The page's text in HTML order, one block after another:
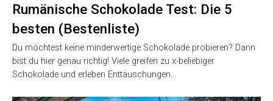
Rumänische Schokolade Test: Die 5
besten (Bestenliste)
Du möchtest keine minderwertige Schokolade probieren? Dann
bist du hier genau richtig! Viele greifen zu x-beliebiger
Schokolade und erleben Enttäuschungen…